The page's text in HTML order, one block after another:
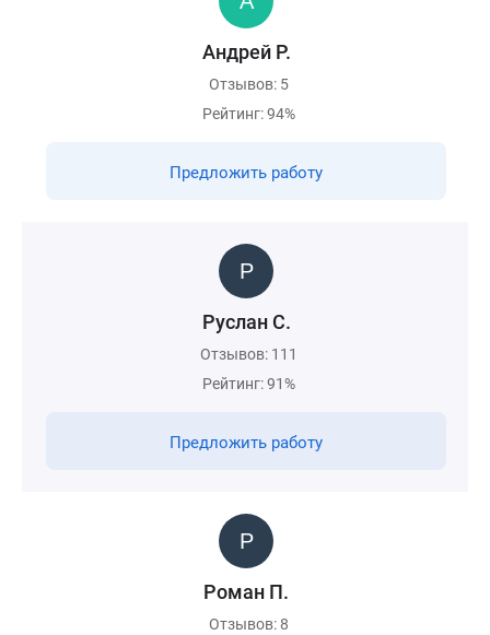
Андрей Р.
Отзывов: 5
Рейтинг: 94%
Предложить работу
Руслан С.
Отзывов: 111
Рейтинг: 91%
Предложить работу
Роман П.
Отзывов: 8